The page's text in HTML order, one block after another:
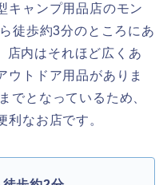
キャンプ用品店のモン
徒歩約3分のところにあ
店内はそれほど広くあ
ウトドア用品がありま
でとなっているため、
利なお店です。